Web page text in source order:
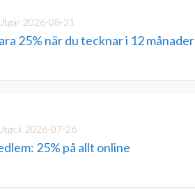
2026-08-31
25% när du tecknar i 12 månader
2026-07-26
25% på allt online